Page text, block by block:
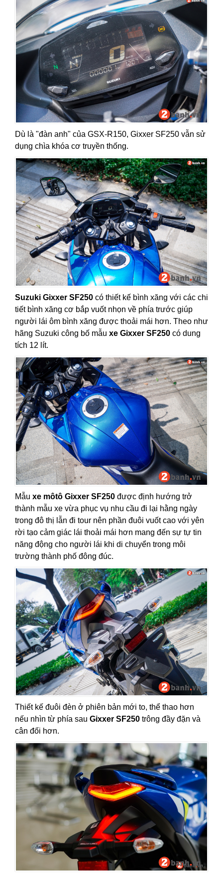
Dù là "đàn anh" của GSX-R150, Gixxer SF250 vẫn sử
dụng chìa khóa cơ truyền thống.
Suzuki Gixxer SF250 có thiết kế bình xăng với các chi
tiết bình xăng cơ bắp vuốt nhọn về phía trước giúp
người lái ôm bình xăng được thoải mái hơn. Theo như
hãng Suzuki công bố mẫu xe Gixxer SF250 có dung
tích 12 lít.
Mẫu xe môtô Gixxer SF250 được định hướng trở
thành mẫu xe vừa phục vụ nhu cầu đi lại hằng ngày
trong đô thị lẫn đi tour nên phần đuôi vuốt cao với yên
rời tạo cảm giác lái thoải mái hơn mang đến sự tự tin
năng động cho người lái khi di chuyển trong môi
trường thành phố đông đúc.
Thiết kế đuôi đèn ở phiên bản mới to, thể thao hơn
nếu nhìn từ phía sau Gixxer SF250 trông đầy đặn và
cân đối hơn.